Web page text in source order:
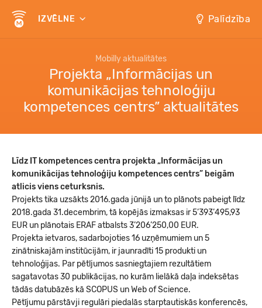
IZVĒLNE Palīdzība
Mobilly aktualitātes
Projekta „Informācijas un
komunikācijas tehnoloģiju
kompetences centrs” aktualitātes
Līdz IT kompetences centra projekta „Informācijas un
komunikācijas tehnoloģiju kompetences centrs” beigām
atlicis viens ceturksnis.
Projekts tika uzsākts 2016.gada jūnijā un to plānots pabeigt līdz
2018.gada 31.decembrim, tā kopējās izmaksas ir 5’393’495,93
EUR un plānotais ERAF atbalsts 3’206’250,00 EUR.
Projekta ietvaros, sadarbojoties 16 uzņēmumiem un 5
zinātniskajām institūcijām, ir jaunradīti 15 produkti un
tehnoloģijas. Par pētījumos sasniegtajiem rezultātiem
sagatavotas 30 publikācijas, no kurām lielākā daļa indeksētas
tādās datubāzēs kā SCOPUS un Web of Science.
Pētījumu pārstāvji regulāri piedalās starptautiskās konferencēs,